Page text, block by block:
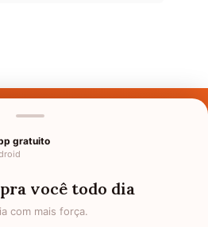
pelo Mundo
gratuito
você todo dia
com mais força.